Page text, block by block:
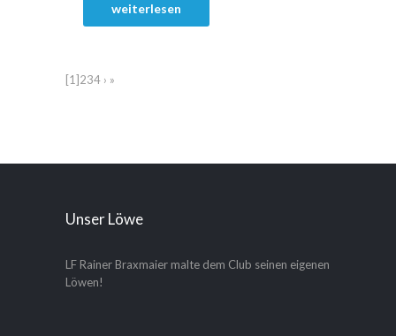
weiterlesen
[1]234 › »
Unser Löwe
LF Rainer Braxmaier malte dem Club seinen eigenen
Löwen!